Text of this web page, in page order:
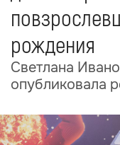
рождения
Светлана
опубликовала